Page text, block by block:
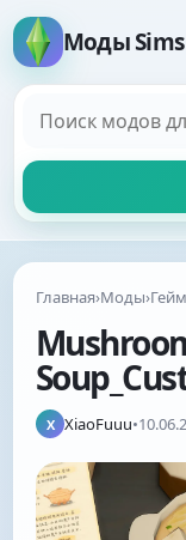
Моды
Главная›Моды›
X XiaoFuuu•